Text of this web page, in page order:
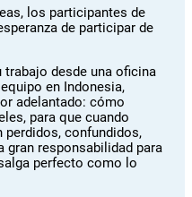
los participantes de
de participar de
desde una oficina
en Indonesia,
adelantado: cómo
para que cuando
perdidos, confundidos,
gran responsabilidad para
perfecto como lo